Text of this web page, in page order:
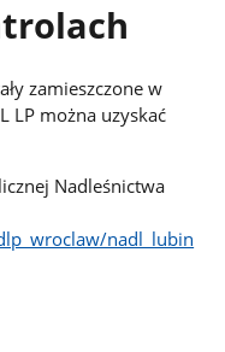
zamieszczone w
LP można uzyskać
Nadleśnictwa
nadl_lubin